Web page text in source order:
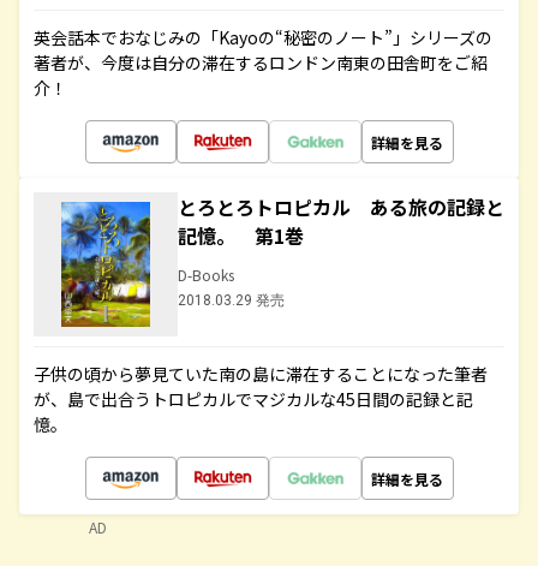
英会話本でおなじみの「Kayoの“秘密のノート”」シリーズの
著者が、今度は自分の滞在するロンドン南東の田舎町をご紹
介！
詳細を見る
とろとろトロピカル ある旅の記録と
記憶。 第1巻
D-Books
2018.03.29 発売
子供の頃から夢見ていた南の島に滞在することになった筆者
が、島で出合うトロピカルでマジカルな45日間の記録と記
憶。
詳細を見る
AD